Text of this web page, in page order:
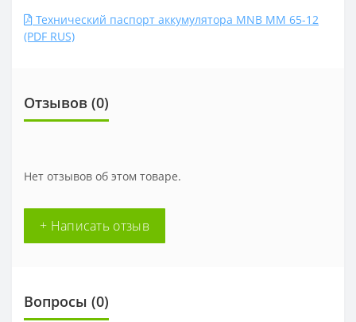
Технический паспорт аккумулятора MNB MM 65-12
(PDF RUS)
Отзывов (0)
Нет отзывов об этом товаре.
+ Написать отзыв
Вопросы (0)